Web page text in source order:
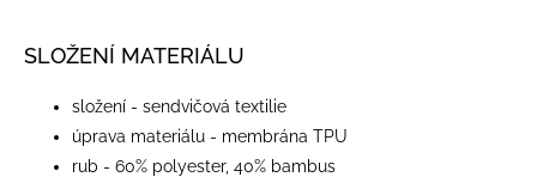
SLOŽENÍ MATERIÁLU
složení - sendvičová textilie
úprava materiálu - membrána TPU
rub - 60% polyester, 40% bambus